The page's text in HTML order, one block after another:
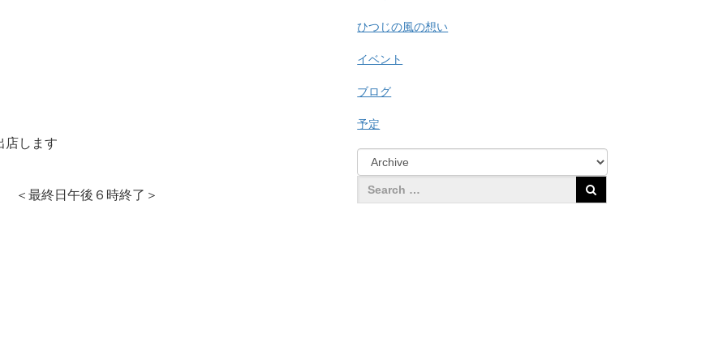
店します
＜最終日午後６時終了＞
ひつじの風の想い
イベント
ブログ
予定